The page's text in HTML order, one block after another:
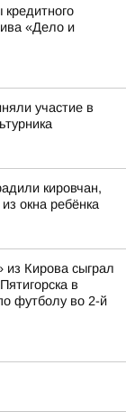
«Дело и
участие в
кировчан,
окна ребёнка
Кирова сыграл
в
футболу во 2-й